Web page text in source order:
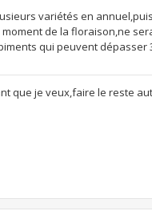
variétés en
de la floraison,ne
qui peuvent dépasser
que je veux,faire le reste